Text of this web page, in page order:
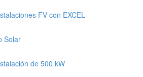
FV con EXCEL
Solar
de 500 kW